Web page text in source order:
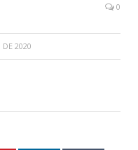
0
DE 2020